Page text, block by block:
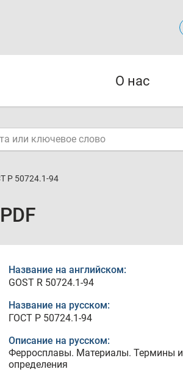
О нас
Р 50724.1-94
Название на английском:
GOST R 50724.1-94
Название на русском:
ГОСТ Р 50724.1-94
Описание на русском:
Ферросплавы. Материалы. Термины и
определения